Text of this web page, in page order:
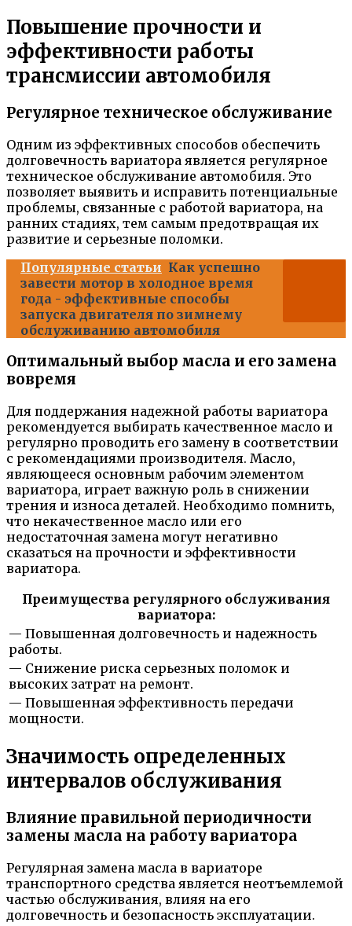
Повышение прочности и
эффективности работы
трансмиссии автомобиля
Регулярное техническое обслуживание
Одним из эффективных способов обеспечить
долговечность вариатора является регулярное
техническое обслуживание автомобиля. Это
позволяет выявить и исправить потенциальные
проблемы, связанные с работой вариатора, на
ранних стадиях, тем самым предотвращая их
развитие и серьезные поломки.
Популярные статьи Как успешно
завести мотор в холодное время
года - эффективные способы
запуска двигателя по зимнему
обслуживанию автомобиля
Оптимальный выбор масла и его замена
вовремя
Для поддержания надежной работы вариатора
рекомендуется выбирать качественное масло и
регулярно проводить его замену в соответствии
с рекомендациями производителя. Масло,
являющееся основным рабочим элементом
вариатора, играет важную роль в снижении
трения и износа деталей. Необходимо помнить,
что некачественное масло или его
недостаточная замена могут негативно
сказаться на прочности и эффективности
вариатора.
Преимущества регулярного обслуживания
вариатора:
— Повышенная долговечность и надежность
работы.
— Снижение риска серьезных поломок и
высоких затрат на ремонт.
— Повышенная эффективность передачи
мощности.
Значимость определенных
интервалов обслуживания
Влияние правильной периодичности
замены масла на работу вариатора
Регулярная замена масла в вариаторе
транспортного средства является неотъемлемой
частью обслуживания, влияя на его
долговечность и безопасность эксплуатации.